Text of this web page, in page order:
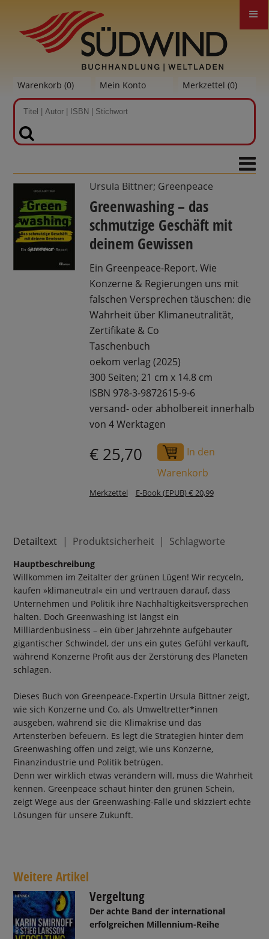
Warenkorb (0) Mein Konto Merkzettel (0)
Ursula Bittner; Greenpeace
Greenwashing – das
schmutzige Geschäft mit
deinem Gewissen
Ein Greenpeace-Report. Wie
Konzerne & Regierungen uns mit
falschen Versprechen täuschen: die
Wahrheit über Klimaneutralität,
Zertifikate & Co
Taschenbuch
oekom verlag (2025)
300 Seiten; 21 cm x 14.8 cm
ISBN 978-3-9872615-9-6
versand- oder abholbereit innerhalb
von 4 Werktagen
€ 25,70
In den
Warenkorb
Merkzettel E-Book (EPUB) € 20,99
Detailtext Produktsicherheit Schlagworte
Hauptbeschreibung
Willkommen im Zeitalter der grünen Lügen! Wir recyceln,
kaufen »klimaneutral« ein und vertrauen darauf, dass
Unternehmen und Politik ihre Nachhaltigkeitsversprechen
halten. Doch Greenwashing ist längst ein
Milliardenbusiness – ein über Jahrzehnte aufgebauter
gigantischer Schwindel, der uns ein gutes Gefühl verkauft,
während Konzerne Profit aus der Zerstörung des Planeten
schlagen.
Dieses Buch von Greenpeace-Expertin Ursula Bittner zeigt,
wie sich Konzerne und Co. als Umweltretter*innen
ausgeben, während sie die Klimakrise und das
Artensterben befeuern. Es legt die Strategien hinter dem
Greenwashing offen und zeigt, wie uns Konzerne,
Finanzindustrie und Politik betrügen.
Denn wer wirklich etwas verändern will, muss die Wahrheit
kennen. Greenpeace schaut hinter den grünen Schein,
zeigt Wege aus der Greenwashing-Falle und skizziert echte
Lösungen für unsere Zukunft.
Weitere Artikel
Vergeltung
Der achte Band der international
erfolgreichen Millennium-Reihe